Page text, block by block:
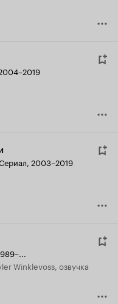
2003–2019
Winklevoss, озвучка